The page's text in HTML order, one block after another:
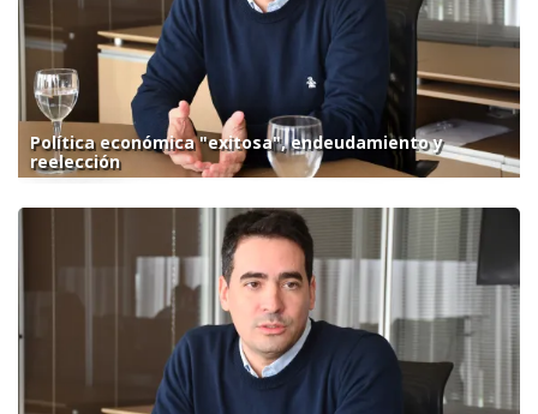
Política económica "exitosa", endeudamiento y
reelección